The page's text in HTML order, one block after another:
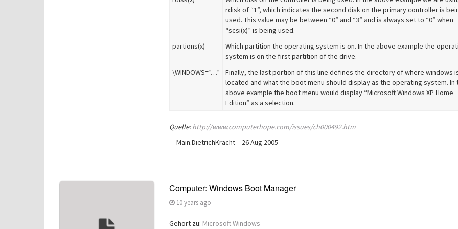
rdisk of “1”, which indicates the second disk on the primary controller is
used. This value may be between “0” and “3” and is always set to “0” when
“scsi(x)” is being used.
partions(x)
Which partition the operating system is on. In the above example the
system is on the first partition of the drive.
\WINDOWS=”…”
Finally, the last portion of this line defines the directory of where windows
located and what the boot menu should display as the operating system. In
above example the boot menu would display “Microsoft Windows XP Home
Edition” as a selection.
Quelle:http://www.computerhope.com/issues/ch000492.htm
— Main.DietrichKracht – 26 Aug 2005
Computer: Windows Boot Manager
10 years ago
Gehört zu: Microsoft Windows